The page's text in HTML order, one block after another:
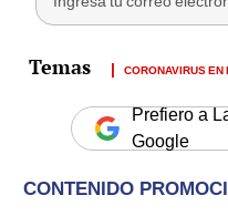
CORONAVIRUS EN
Prefiero a
Google